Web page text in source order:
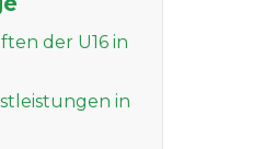
der U16 in
in